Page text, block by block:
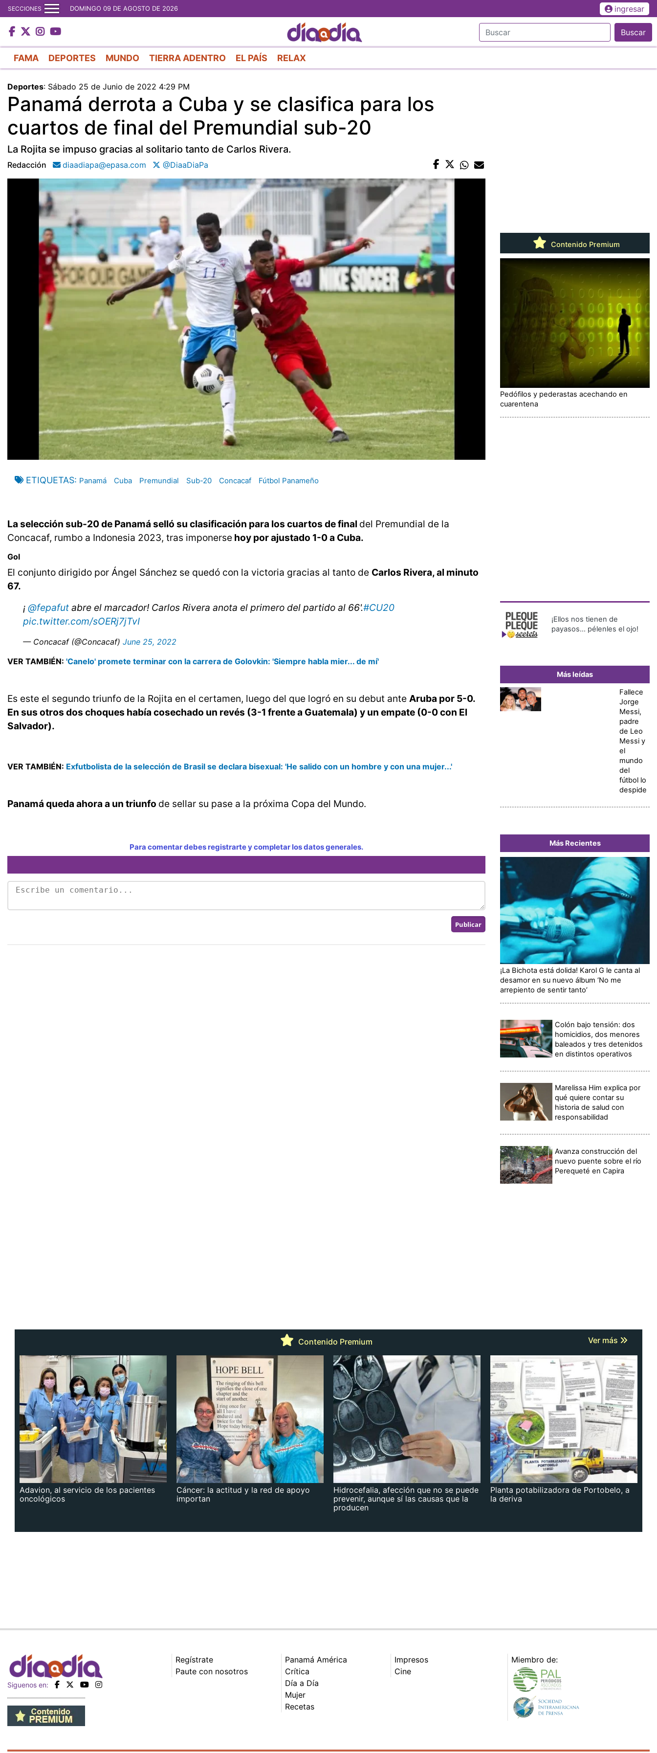
al
contenido
principal
SECCIONES DOMINGO 09 DE AGOSTO DE 2026 ingresar
Buscar
FAMA DEPORTES MUNDO TIERRA ADENTRO EL PAÍS RELAX
Deportes: Sábado 25 de Junio de 2022 4:29 PM
Panamá derrota a Cuba y se clasifica para los
cuartos de final del Premundial sub-20
La Rojita se impuso gracias al solitario tanto de Carlos Rivera.
Redacción diaadiapa@epasa.com @DiaaDiaPa
ETIQUETAS Panamá Cuba Premundial Sub-20 Concacaf Fútbol Panameño
La selección sub-20 de Panamá selló su clasificación para los cuartos de final del Premundial de la
Concacaf, rumbo a Indonesia 2023, tras imponerse hoy por ajustado 1-0 a Cuba.
Gol
El conjunto dirigido por Ángel Sánchez se quedó con la victoria gracias al tanto de Carlos Rivera, al minuto
67.
¡ @fepafut abre el marcador! Carlos Rivera anota el primero del partido al 66'.#CU20
pic.twitter.com/sOERj7jTvI
— Concacaf (@Concacaf) June 25, 2022
VER TAMBIÉN: 'Canelo' promete terminar con la carrera de Golovkin: 'Siempre habla mier... de mí'
Es este el segundo triunfo de la Rojita en el certamen, luego del que logró en su debut ante Aruba por 5-0.
En sus otros dos choques había cosechado un revés (3-1 frente a Guatemala) y un empate (0-0 con El
Salvador).
VER TAMBIÉN: Exfutbolista de la selección de Brasil se declara bisexual: 'He salido con un hombre y con una mujer...'
Panamá queda ahora a un triunfo de sellar su pase a la próxima Copa del Mundo.
Para comentar debes registrarte y completar los datos generales.
Contenido Premium
Pedófilos y pederastas acechando en
cuarentena
¡Ellos nos tienen de
payasos… pélenles el ojo!
Más leídas
Fallece
Jorge
Messi,
padre
de Leo
Messi y
el
mundo
del
fútbol lo
despide
Más Recientes
¡La Bichota está dolida! Karol G le canta al
desamor en su nuevo álbum ‘No me
arrepiento de sentir tanto’
Colón bajo tensión: dos
homicidios, dos menores
baleados y tres detenidos
en distintos operativos
Marelissa Him explica por
qué quiere contar su
historia de salud con
responsabilidad
Avanza construcción del
nuevo puente sobre el río
Perequeté en Capira
Contenido Premium Ver más
Adavion, al servicio de los pacientes
oncológicos
Cáncer: la actitud y la red de apoyo
importan
Hidrocefalia, afección que no se puede
prevenir, aunque sí las causas que la
producen
Planta potabilizadora de Portobelo, a
la deriva
Siguenos en:
Regístrate
Paute con nosotros
Panamá América
Crítica
Día a Día
Mujer
Recetas
Impresos
Cine
Miembro de: